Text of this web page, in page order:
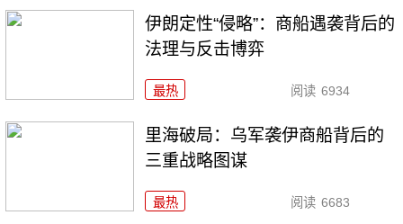
伊朗定性“侵略”：商船遇袭背后的
法理与反击博弈
最热 阅读 6934
里海破局：乌军袭伊商船背后的
三重战略图谋
最热 阅读 6683